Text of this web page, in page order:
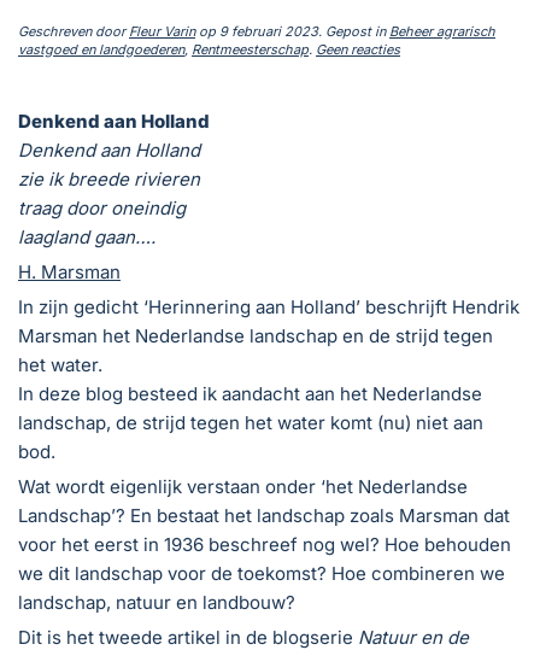
Geschreven doorFleur Varinop 9 februari 2023. Gepost in Beheer agrarisch
vastgoed en landgoederen, Rentmeesterschap. Geen reactiesop
Denkend aan Holland
Denkend aan Holland
zie ik breede rivieren
traag door oneindig
laagland gaan….
H. Marsman
In zijn gedicht ‘Herinnering aan Holland’ beschrijft Hendrik
Marsman het Nederlandse landschap en de strijd tegen
het water.
In deze blog besteed ik aandacht aan het Nederlandse
landschap, de strijd tegen het water komt (nu) niet aan
bod.
Wat wordt eigenlijk verstaan onder ‘het Nederlandse
Landschap’? En bestaat het landschap zoals Marsman dat
voor het eerst in 1936 beschreef nog wel? Hoe behouden
we dit landschap voor de toekomst? Hoe combineren we
landschap, natuur en landbouw?
Dit is het tweede artikel in de blogserie Natuur en de